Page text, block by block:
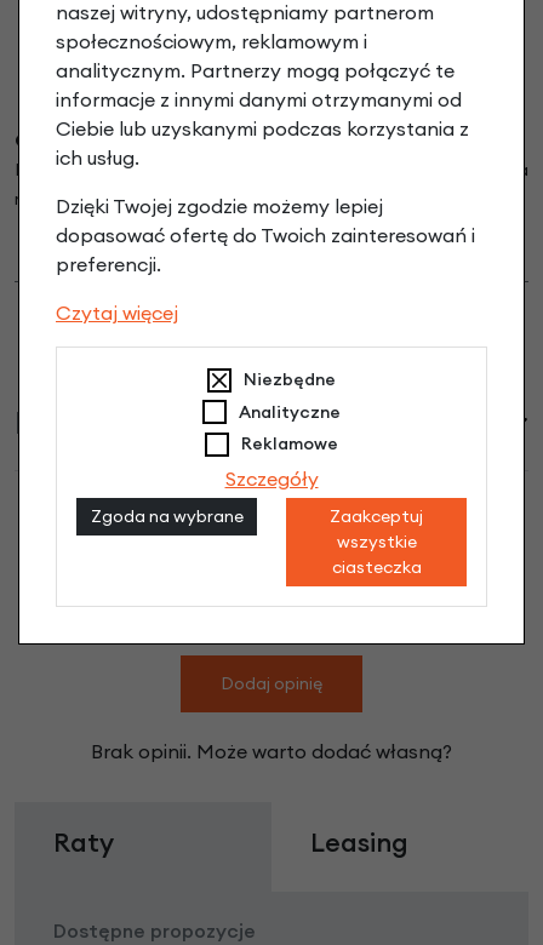
Opcjonalny pasek transportowy.
Przydatnym dodatkiem jest również regulowany
pasek na
ramię do przenoszenia rowerka,do kupienia w naszym sklepie
--> TUTA J<--
Informacje handlowe
Hulajnoga dla dzieci Micro Sprite LED
Blue Stripe LED opinie
Dodaj opinię
Brak opinii. Może warto dodać własną?
Raty Leasing
Dostępne propozycje
naszej witryny, udostępniamy partnerom
społecznościowym, reklamowym i
analitycznym. Partnerzy mogą połączyć te
informacje z innymi danymi otrzymanymi od
Ciebie lub uzyskanymi podczas korzystania z
ich usług.
Dzięki Twojej zgodzie możemy lepiej
dopasować ofertę do Twoich zainteresowań i
preferencji.
Czytaj więcej
Niezbędne
Analityczne
Reklamowe
Szczegóły
Zgoda na wybrane
Zaakceptuj
wszystkie
ciasteczka